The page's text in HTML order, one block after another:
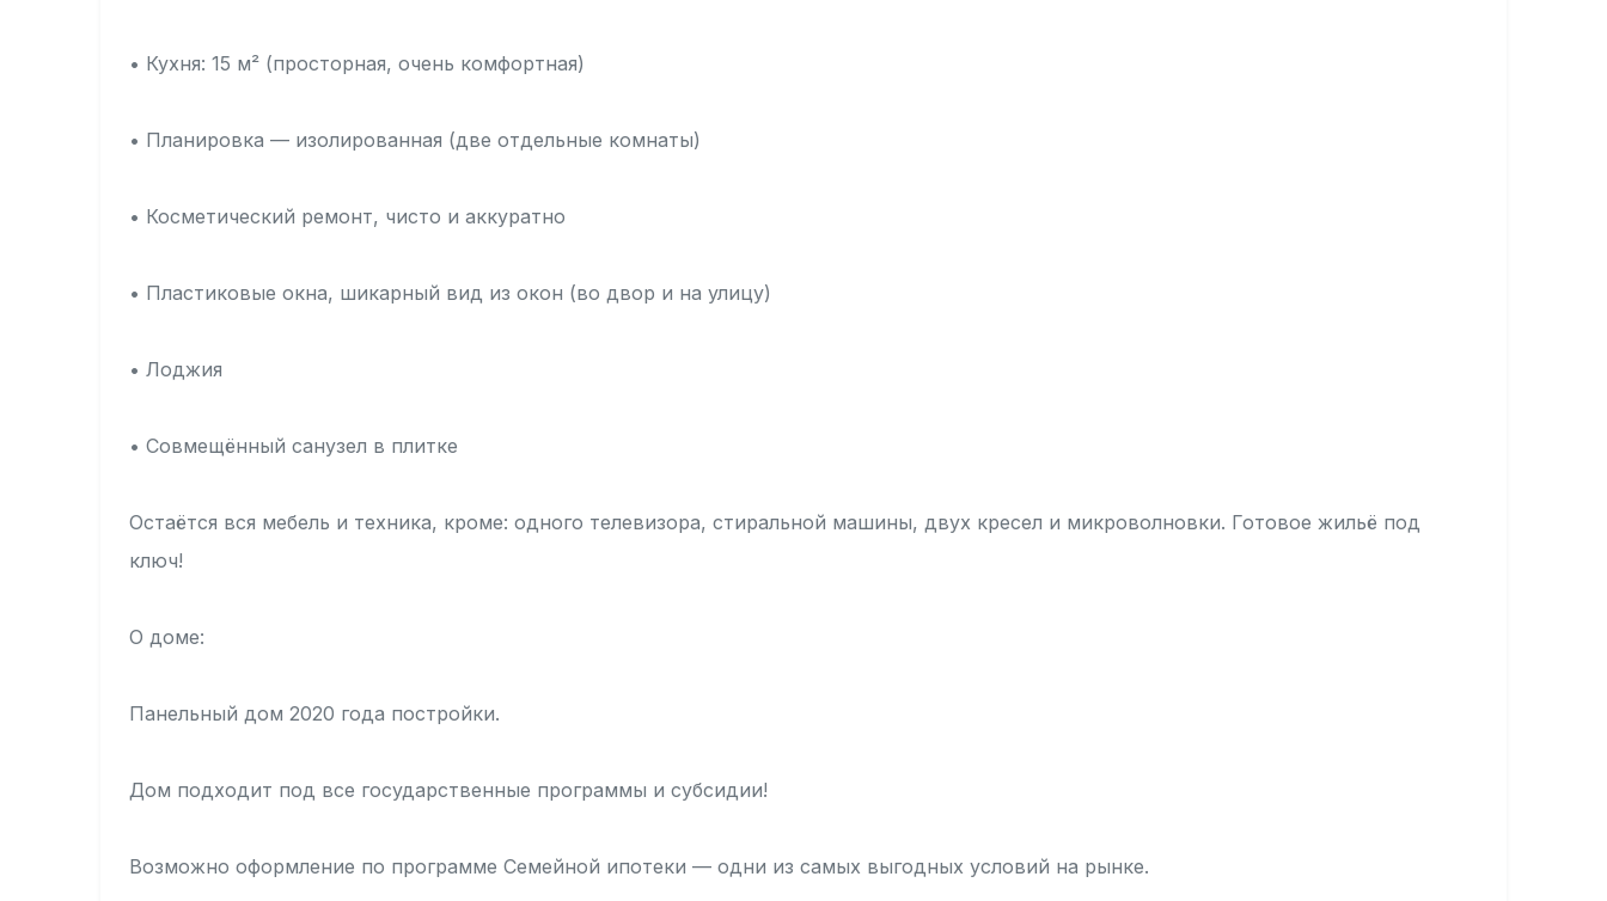
• Кухня: 15 м² (просторная, очень комфортная)
• Планировка — изолированная (две отдельные комнаты)
• Косметический ремонт, чисто и аккуратно
• Пластиковые окна, шикарный вид из окон (во двор и на улицу)
• Лоджия
• Совмещённый санузел в плитке
Остаётся вся мебель и техника, кроме: одного телевизора, стиральной машины, двух кресел и микроволновки. Готовое жильё под
ключ!
О доме:
Панельный дом 2020 года постройки.
Дом подходит под все государственные программы и субсидии!
Возможно оформление по программе Семейной ипотеки — одни из самых выгодных условий на рынке.